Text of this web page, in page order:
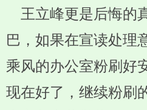
王立峰更是后悔的
巴，如果在宣读处理
乘风的办公室粉刷好
现在好了，继续粉刷